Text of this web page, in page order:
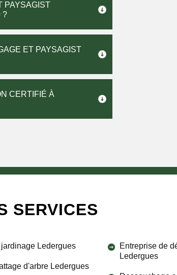
PAYSAGIST
?
ET PAYSAGIST
CERTIFIÉ À
SERVICES
Ledergues
d'arbre Ledergues
Entreprise de
Ledergues